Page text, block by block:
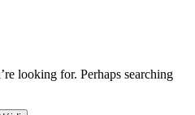
looking for. Perhaps searching